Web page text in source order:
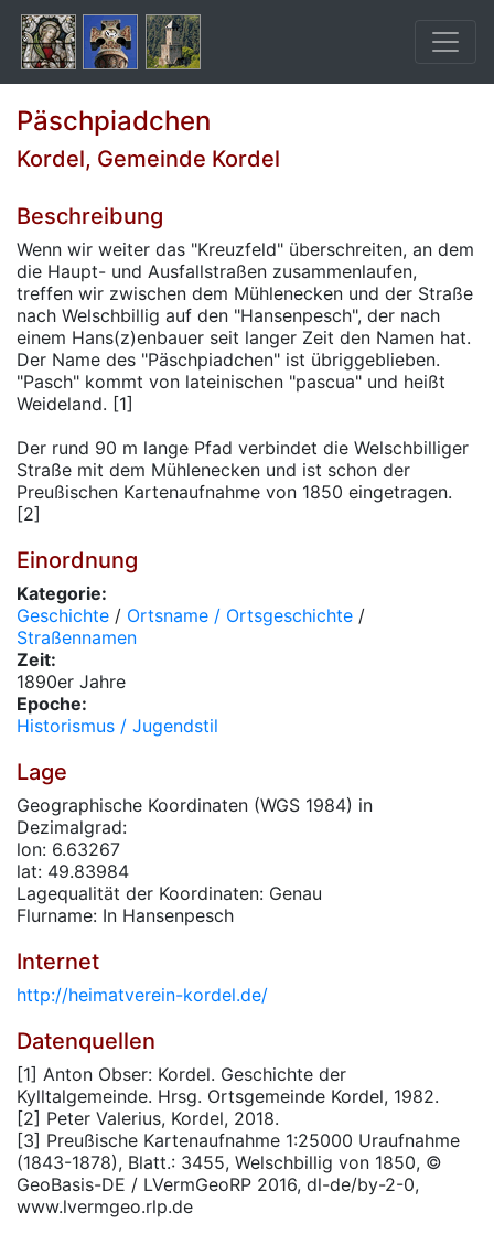
Päschpiadchen
Kordel, Gemeinde Kordel
Beschreibung
Wenn wir weiter das "Kreuzfeld" überschreiten, an dem
die Haupt- und Ausfallstraßen zusammenlaufen,
treffen wir zwischen dem Mühlenecken und der Straße
nach Welschbillig auf den "Hansenpesch", der nach
einem Hans(z)enbauer seit langer Zeit den Namen hat.
Der Name des "Päschpiadchen" ist übriggeblieben.
"Pasch" kommt von lateinischen "pascua" und heißt
Weideland. [1]
Der rund 90 m lange Pfad verbindet die Welschbilliger
Straße mit dem Mühlenecken und ist schon der
Preußischen Kartenaufnahme von 1850 eingetragen.
[2]
Einordnung
Kategorie:
Geschichte / Ortsname / Ortsgeschichte /
Straßennamen
Zeit:
1890er Jahre
Epoche:
Historismus / Jugendstil
Lage
Geographische Koordinaten (WGS 1984) in
Dezimalgrad:
lon: 6.63267
lat: 49.83984
Lagequalität der Koordinaten: Genau
Flurname: In Hansenpesch
Internet
http://heimatverein-kordel.de/
Datenquellen
[1] Anton Obser: Kordel. Geschichte der
Kylltalgemeinde. Hrsg. Ortsgemeinde Kordel, 1982.
[2] Peter Valerius, Kordel, 2018.
[3] Preußische Kartenaufnahme 1:25000 Uraufnahme
(1843-1878), Blatt.: 3455, Welschbillig von 1850, ©
GeoBasis-DE / LVermGeoRP 2016, dl-de/by-2-0,
www.lvermgeo.rlp.de